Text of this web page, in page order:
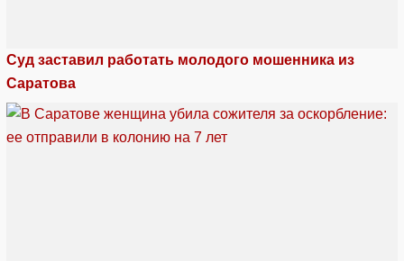
Суд заставил работать молодого мошенника из
Саратова